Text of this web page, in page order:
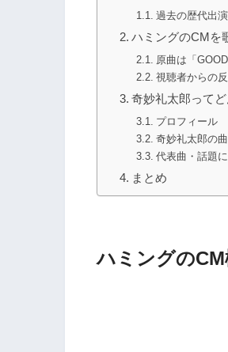
過去の歴代出
ハミングのCMを
原曲は「
視聴者からの
奇妙礼太郎ってど
プロフィール
奇妙礼太郎の
代表曲・話題
まとめ
ハミングの